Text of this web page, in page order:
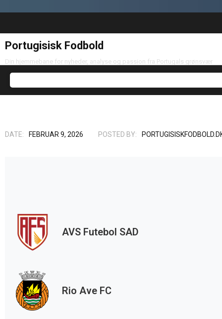
Portugisisk Fodbold
Din hjemmebane for nyheder, analyse og passion fra Portugals grønsvær
DATE: FEBRUAR 9, 2026 POSTED BY:
AVS Futebol SAD
Rio Ave FC